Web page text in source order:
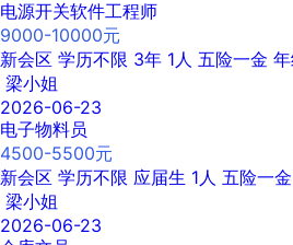
电源开关软件工程师
9000-10000元
新会区 学历不限 3年 1人 五险一金
梁小姐
2026-06-23
电子物料员
4500-5500元
新会区 学历不限 应届生 1人 五险一金
梁小姐
2026-06-23